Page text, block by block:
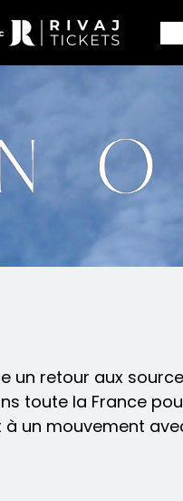
un retour aux
toute la France
un mouvement